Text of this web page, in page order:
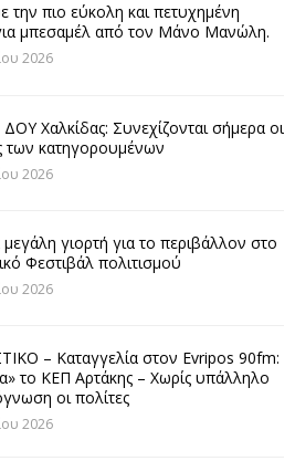
την πιο εύκολη και πετυχημένη
μπεσαμέλ από τον Μάνο Μανώλη.
2026
Χαλκίδας: Συνεχίζονται σήμερα οι
των κατηγορουμένων
2026
γιορτή για το περιβάλλον στο
Φεστιβάλ πολιτισμού
2026
– Καταγγελία στον Evripos 90fm:
το ΚΕΠ Αρτάκης – Χωρίς υπάλληλο
οι πολίτες
2026